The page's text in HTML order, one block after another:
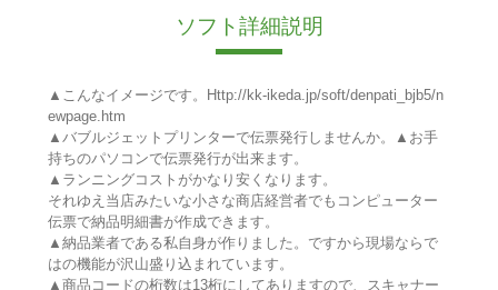
ソフト詳細説明
▲こんなイメージです。Http://kk-ikeda.jp/soft/denpati_bjb5/n
ewpage.htm
▲バブルジェットプリンターで伝票発行しませんか。▲お手
持ちのパソコンで伝票発行が出来ます。
▲ランニングコストがかなり安くなります。
それゆえ当店みたいな小さな商店経営者でもコンピューター
伝票で納品明細書が作成できます。
▲納品業者である私自身が作りました。ですから現場ならで
はの機能が沢山盛り込まれています。
▲商品コードの桁数は13桁にしてありますので、スキャナー